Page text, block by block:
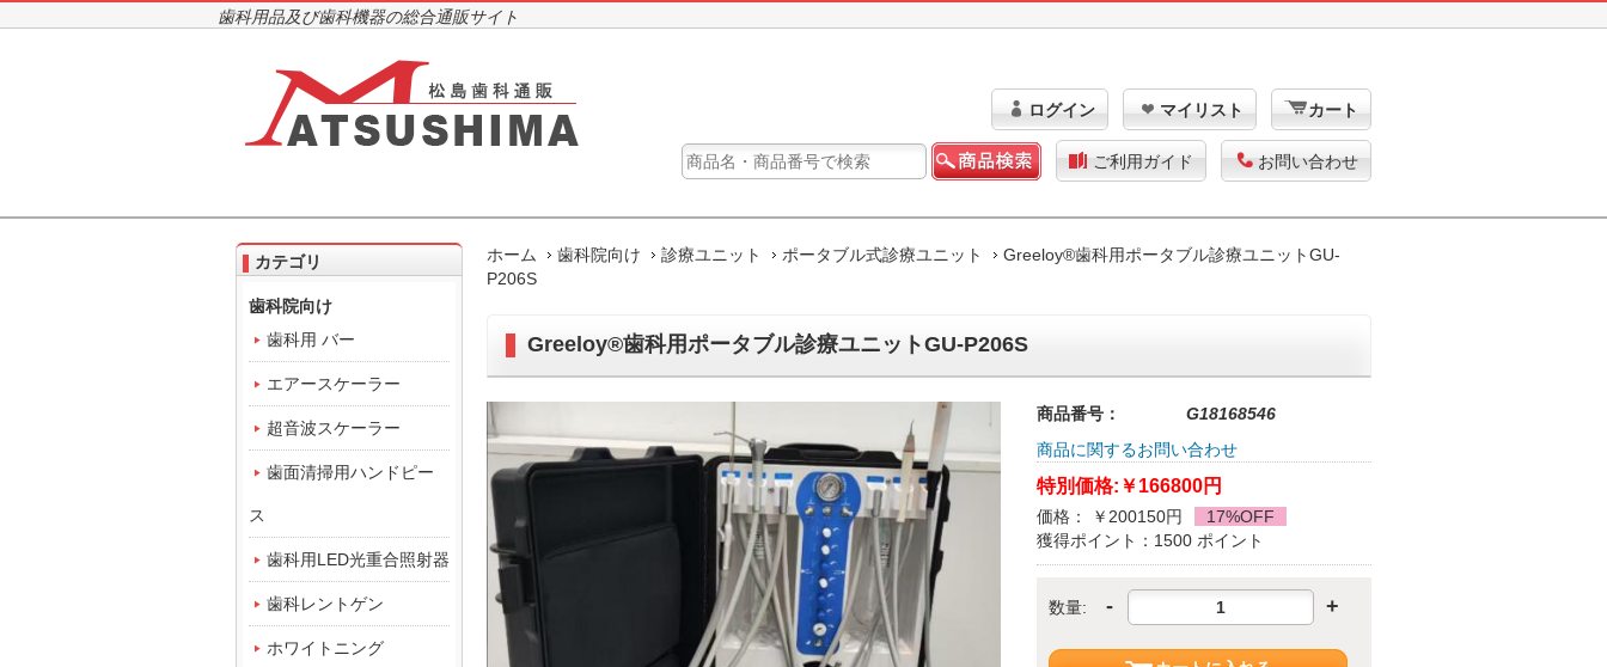
歯科用品及び歯科機器の総合通販サイト
ログイン マイリスト カート
ご利用ガイド お問い合わせ
ホーム 歯科院向け 診療ユニット ポータブル式診療ユニット
Greeloy®歯科用ポータブル診療ユニットGU-
P206S
Greeloy®歯科用ポータブル診療ユニットGU-P206S
商品番号：
G18168546
商品に関するお問い合わせ
特別価格: ￥166800円
価格： ￥200150円
17%OFF
獲得ポイント：1500 ポイント
数量: - +
カテゴリ
歯科院向け
歯科用 バー
エアースケーラー
超音波スケーラー
歯面清掃用ハンドピー
ス
歯科用LED光重合照射器
歯科レントゲン
ホワイトニング